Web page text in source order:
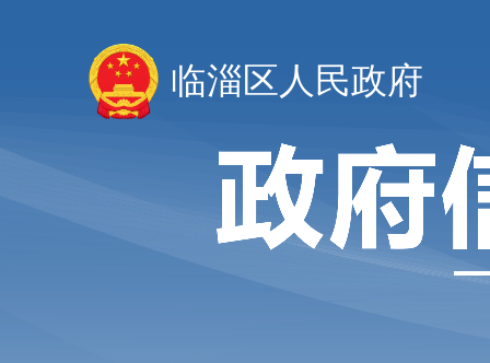
临淄区人民政府